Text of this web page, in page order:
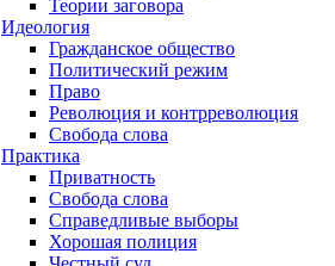
Теории заговора
Идеология
Гражданское общество
Политический режим
Право
Революция и контрреволюция
Свобода слова
Практика
Приватность
Свобода слова
Справедливые выборы
Хорошая полиция